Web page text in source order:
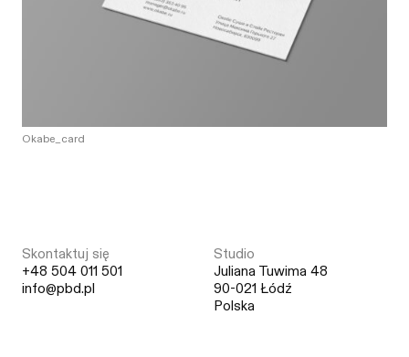
Okabe_card
Skontaktuj się
+48 504 011 501
info@pbd.pl
Studio
Juliana Tuwima 48
90-021 Łódź
Polska